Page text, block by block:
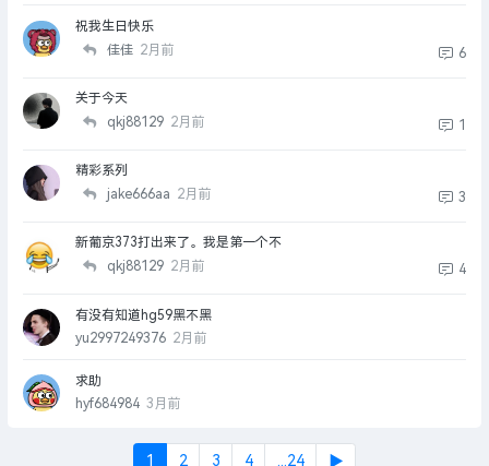
祝我生日快乐
佳佳 2月前 6
关于今天
qkj88129 2月前 1
精彩系列
jake666aa 2月前 3
新葡京373打出来了。我是第一个不
qkj88129 2月前 4
有没有知道hg59黑不黑
yu2997249376 2月前
求助
hyf684984 3月前
1 2 3 4 ...24 ▶